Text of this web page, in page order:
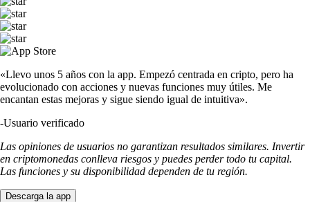
«Llevo unos 5 años con la app. Empezó centrada en cripto, pero ha
evolucionado con acciones y nuevas funciones muy útiles. Me
encantan estas mejoras y sigue siendo igual de intuitiva».
-Usuario verificado
Las opiniones de usuarios no garantizan resultados similares. Invertir
en criptomonedas conlleva riesgos y puedes perder todo tu capital.
Las funciones y su disponibilidad dependen de tu región.
Descarga la app